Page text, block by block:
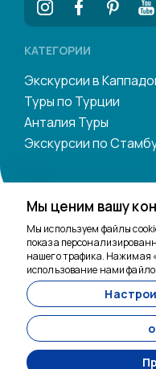
КАТЕГОРИИ
Экскурсии в
Туры по Турции
Анталия Туры
Экскурсии по
Мы ценим вашу
Мы используем файлы
показа
нашего трафика. Нажимая
использование нами
Мы здесь, чтобы
помочь